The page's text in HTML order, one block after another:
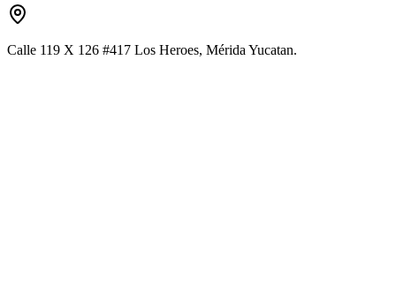
Calle 119 X 126 #417 Los Heroes, Mérida Yucatan.